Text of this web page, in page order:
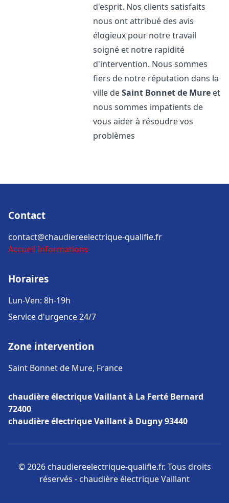
d'esprit. Nos clients satisfaits
nous ont attribué des avis
élogieux pour notre travail
soigné et notre rapidité
d'intervention. Nous sommes
fiers de notre réputation dans la
ville deSaint Bonnet de Mure et
nous sommes impatients de
vous aider à résoudre vos
problèmes
Contact
contact@chaudiereelectrique-qualifie.fr
Accueil Informations
Horaires
Lun-Ven: 8h-19h
Service d'urgence 24/7
Zone intervention
Saint Bonnet de Mure, France
chaudière électrique Vaillant à La Ferté Bernard
72400
chaudière électrique Vaillant à Dugny 93440
© 2026 chaudiereelectrique-qualifie.fr. Tous droits
réservés - chaudière électrique Vaillant